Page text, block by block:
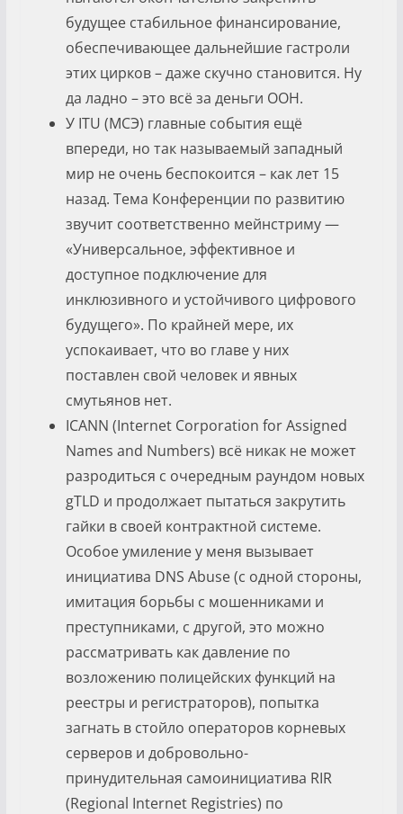
будущее стабильное финансирование,
обеспечивающее дальнейшие гастроли
этих цирков – даже скучно становится. Ну
да ладно – это всё за деньги ООН.
У ITU (МСЭ) главные события ещё
впереди, но так называемый западный
мир не очень беспокоится – как лет 15
назад. Тема Конференции по развитию
звучит соответственно мейнстриму —
«Универсальное, эффективное и
доступное подключение для
инклюзивного и устойчивого цифрового
будущего». По крайней мере, их
успокаивает, что во главе у них
поставлен свой человек и явных
смутьянов нет.
ICANN (Internet Corporation for Assigned
Names and Numbers) всё никак не может
разродиться с очередным раундом новых
gTLD и продолжает пытаться закрутить
гайки в своей контрактной системе.
Особое умиление у меня вызывает
инициатива DNS Abuse (с одной стороны,
имитация борьбы с мошенниками и
преступниками, с другой, это можно
рассматривать как давление по
возложению полицейских функций на
реестры и регистраторов), попытка
загнать в стойло операторов корневых
серверов и добровольно-
принудительная самоинициатива RIR
(Regional Internet Registries) по